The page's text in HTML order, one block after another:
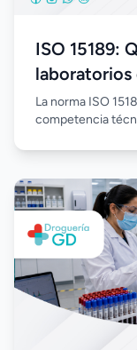
ISO 15189:
laboratorios
La norma ISO
competencia
resultados
personal y